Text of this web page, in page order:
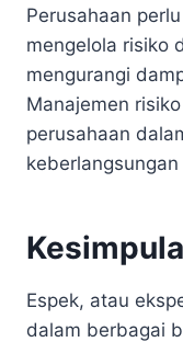
Perusahaan
mengelola risiko
mengurangi
Manajemen
perusahaan
Espek, atau
dalam berbagai